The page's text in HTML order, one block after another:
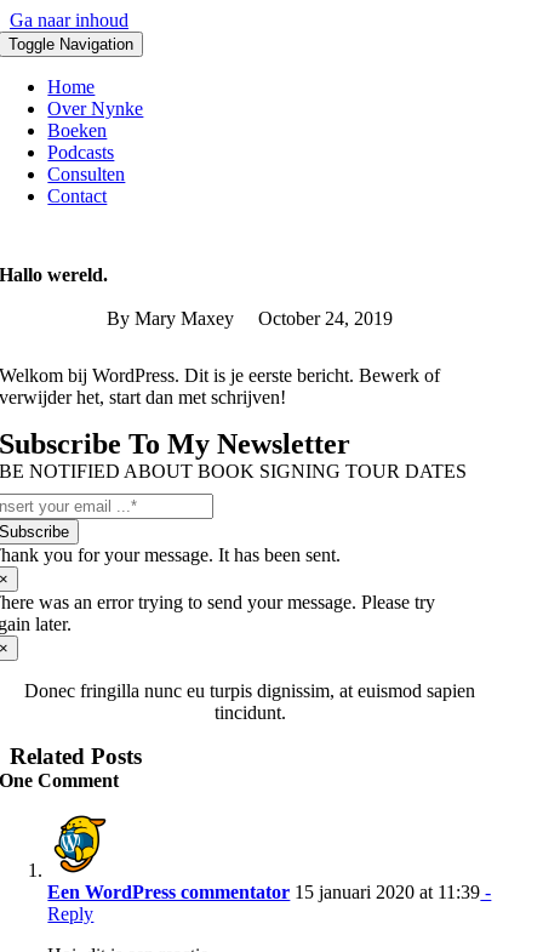
Ga naar inhoud
Toggle Navigation
Home
Over Nynke
Boeken
Podcasts
Consulten
Contact
Hallo wereld.
By Mary Maxey October 24, 2019
Welkom bij WordPress. Dit is je eerste bericht. Bewerk of
verwijder het, start dan met schrijven!
Subscribe To My Newsletter
BE NOTIFIED ABOUT BOOK SIGNING TOUR DATES
Subscribe
you for your message. It has been sent.
×
was an error trying to send your message. Please try
later.
×
Donec fringilla nunc eu turpis dignissim, at euismod sapien
tincidunt.
Related Posts
One Comment
Een WordPress commentator 15 januari 2020 at 11:39 -
Reply